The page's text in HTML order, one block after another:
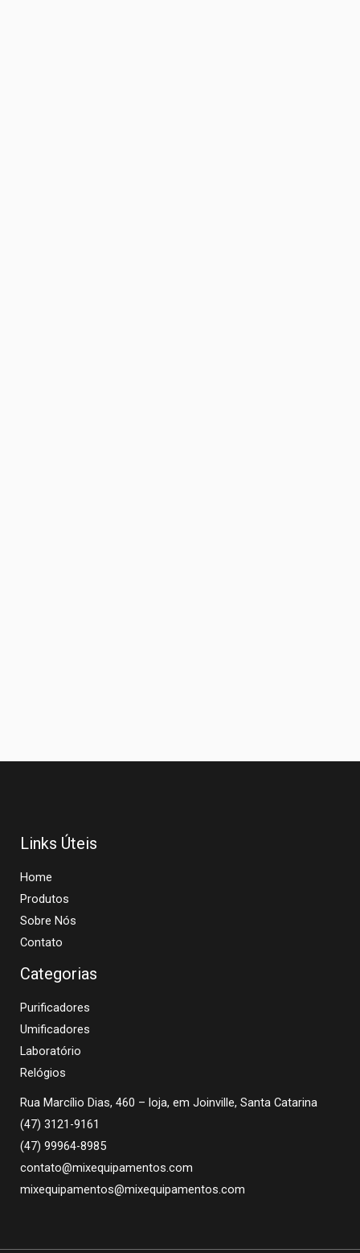
Links Úteis
Home
Produtos
Sobre Nós
Contato
Categorias
Purificadores
Umificadores
Laboratório
Relógios
Rua Marcílio Dias, 460 – loja, em Joinville, Santa Catarina
(47) 3121-9161
(47) 99964-8985
contato@mixequipamentos.com
mixequipamentos@mixequipamentos.com